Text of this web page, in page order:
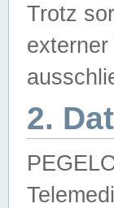
Trotz
2.